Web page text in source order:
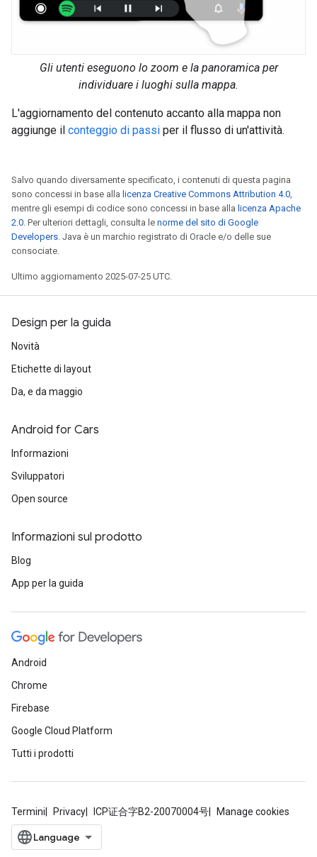
Gli utenti eseguono lo zoom e la panoramica per
individuare i luoghi sulla mappa.
L'aggiornamento del contenuto accanto alla mappa non
aggiunge il conteggio di passi per il flusso di un'attività.
Salvo quando diversamente specificato, i contenuti di questa pagina
sono concessi in base alla licenza Creative Commons Attribution 4.0
mentre gli esempi di codice sono concessi in base alla licenza Apache
2.0 . Per ulteriori dettagli, consulta le norme del sito di Google
Developers . Java è un marchio registrato di Oracle e/o delle sue
consociate.
Ultimo aggiornamento 2025-07-25 UTC.
Design per la guida
Novità
Etichette di layout
Da, e da maggio
Android for Cars
Informazioni
Sviluppatori
Open source
Informazioni sul prodotto
Blog
App per la guida
Android
Chrome
Firebase
Google Cloud Platform
Tutti i prodotti
Termini Privacy ICP证合字B2-20070004号 Manage cookies